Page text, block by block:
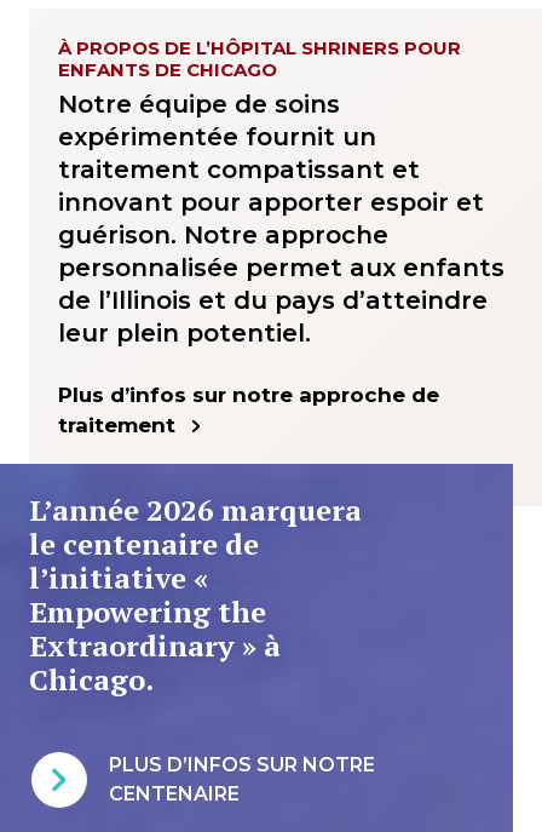
L’année 2026 marquera
le centenaire de
l’initiative «
Empowering the
Extraordinary » à
Chicago.
PLUS D’INFOS SUR NOTRE
CENTENAIRE
À PROPOS DE L’HÔPITAL SHRINERS POUR
ENFANTS DE CHICAGO
Notre équipe de soins
expérimentée fournit un
traitement compatissant et
innovant pour apporter espoir et
guérison. Notre approche
personnalisée permet aux enfants
de l’Illinois et du pays d’atteindre
leur plein potentiel.
Plus d’infos sur notre approche de
traitement